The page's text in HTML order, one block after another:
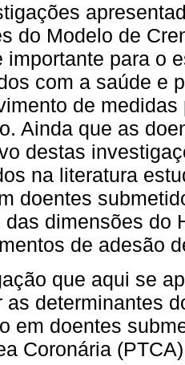
do Modelo de
importante para o
com a saúde e
de
Ainda que as
destas
na literatura
doentes
das dimensões do
de adesão
que aqui se
as determinantes
em doentes
Coronária